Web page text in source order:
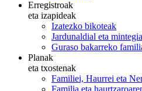
Erregistroak
eta izapideak
Izatezko bikoteak
Jardunaldial eta
Guraso bakarreko
Planak
eta txostenak
Familiei, Haurrei eta
Familia eta